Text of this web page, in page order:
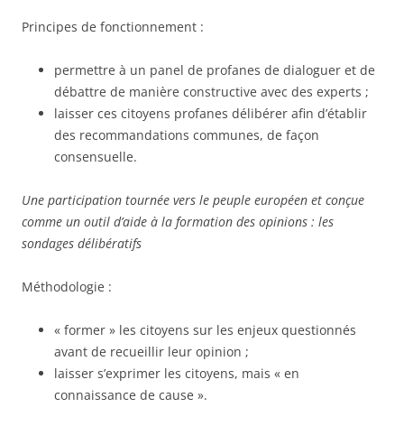
Principes de fonctionnement :
permettre à un panel de profanes de dialoguer et de
débattre de manière constructive avec des experts ;
laisser ces citoyens profanes délibérer afin d’établir
des recommandations communes, de façon
consensuelle.
Une participation tournée vers le peuple européen et conçue
comme un outil d’aide à la formation des opinions : les
sondages délibératifs
Méthodologie :
« former » les citoyens sur les enjeux questionnés
avant de recueillir leur opinion ;
laisser s’exprimer les citoyens, mais « en
connaissance de cause ».